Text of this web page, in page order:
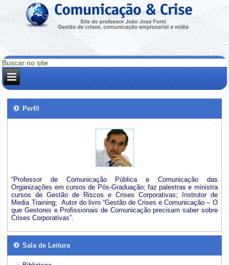
Perfil
“Professor de Comunicação Pública e Comunicação das
Organizações em cursos de Pós-Graduação; faz palestras e ministra
cursos de Gestão de Riscos e Crises Corporativas; Instrutor de
Media Training; Autor do livro “Gestão de Crises e Comunicação – O
que Gestores e Profissionais de Comunicação precisam saber sobre
Crises Corporativas”.
Sala de Leitura